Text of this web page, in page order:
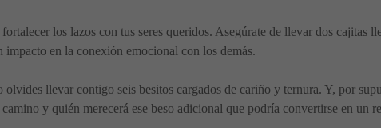
los lazos con tus seres queridos. Asegúrate de llevar dos cajitas
en la conexión emocional con los demás.
llevar contigo seis besitos cargados de cariño y ternura. Y, por
y quién merecerá ese beso adicional que podría convertirse en un